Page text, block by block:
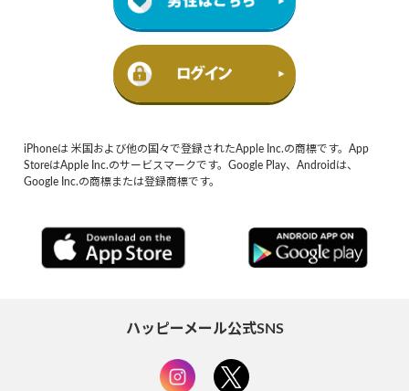
iPhoneは 米国および他の国々で登録されたApple Inc.の商標です。App
StoreはApple Inc.のサービスマークです。Google Play、Androidは、
Google Inc.の商標または登録商標です。
ハッピーメール公式SNS